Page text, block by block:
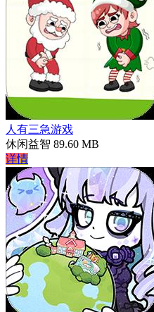
人有三急游戏
休闲益智 89.60 MB
详情